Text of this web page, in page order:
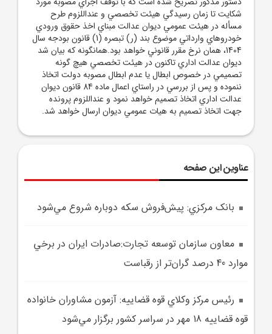
شکايت تا زمان رسيدگي هيئت تخصصي و عنداللزوم طرح
مسأله در هيئت عمومي ديوان عدالت مبناي اخذ حقوق ورودي
خودروهاي وارداتي موضوع بند (ر) تبصره (1) قانون بودجه سال
1404، همان نرخ مقرر قانوني خواهد بود.همانگونه که بيان شد
ديوان عدالت اداري تاکنون در هيئت تخصصي هيچ گونه
تصميمي در خصوص ابطال يا عدم ابطال مصوبه دولت اتخاذ
ننموده و پس از بررسي در راستاي اعمال ماده 84 قانون ديوان
عدالت اداري اتخاذ تصميم خواهد نمود و عنداللزوم پرونده
جهت اتخاذ تصميم به هيات عمومي ديوان ارسال خواهد شد.
عناوین این صفحه
بانک مرکزي: پيش‌فروش سکه دوباره شروع مي‌شود
معاون سازمان توسعه تجارت:صادرات ايران در برخي
موارد 40 درصد گران‌تر از رقباست
رئيس مرکز وکلاي قوه قضاييه: آزمون مشاوران خانواده
قوه قضاييه 18 مهر در سراسر کشور برگزار مي‌شود